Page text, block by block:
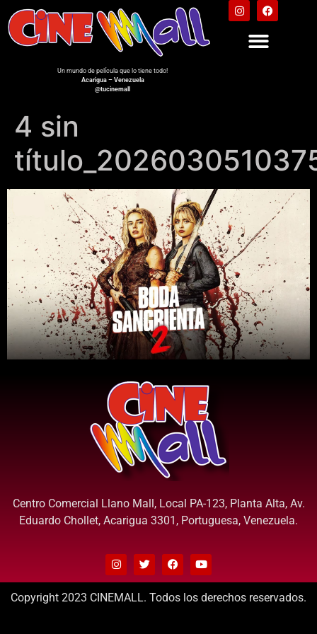
Un mundo de película que lo tiene todo!
Acarigua – Venezuela
@tucinemall
4 sin
Centro Comercial Llano Mall, Local PA-123, Planta Alta, Av.
Eduardo Chollet, Acarigua 3301, Portuguesa, Venezuela.
Copyright 2023 CINEMALL. Todos los derechos reservados.